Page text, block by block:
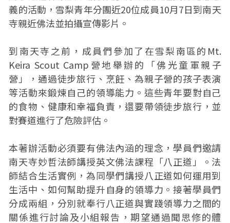
義的活動，雪梨青年分團近20位成員10月7日到南天
寺親近佛法並拍攝宣傳影片。
到南天寺之前，成員們參加了在雪梨南區的Mt.
Keira Scout Camp營地舉辦的「佛光童軍親子
營」，通過徒步旅行、烹飪、為親子營的孩子表演
等活動來鍛煉自己的領導能力。這些青年要對自己
的食物、健康和幸福負責，還要帶領徒步旅行，並
對賽道進行了危險評估。
本著辦活動必須要有佛法內涵的理念，學員們邀請
南天寺妙哲法師講授英文佛法課程「八正道」。法
師結合生活實例，為同學們講授八正道如何運用到
生活中、如何幫助提升自身的領導力。接著學員們
分成兩組，分別就奉行八正道與實踐領導力之間的
關係進行討論及小組報告，期望通過聞思修的體